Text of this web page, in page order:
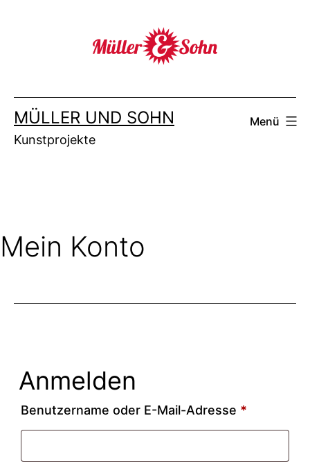
MÜLLER UND SOHN
Kunstprojekte
Menü
Mein Konto
Anmelden
Benutzername oder E-Mail-Adresse *